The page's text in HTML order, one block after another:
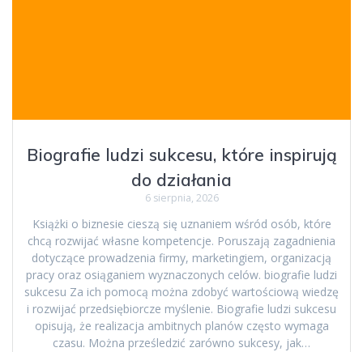
Biografie ludzi sukcesu, które inspirują
do działania
6 sierpnia, 2026
Książki o biznesie cieszą się uznaniem wśród osób, które
chcą rozwijać własne kompetencje. Poruszają zagadnienia
dotyczące prowadzenia firmy, marketingiem, organizacją
pracy oraz osiąganiem wyznaczonych celów. biografie ludzi
sukcesu Za ich pomocą można zdobyć wartościową wiedzę
i rozwijać przedsiębiorcze myślenie. Biografie ludzi sukcesu
opisują, że realizacja ambitnych planów często wymaga
czasu. Można prześledzić zarówno sukcesy, jak…